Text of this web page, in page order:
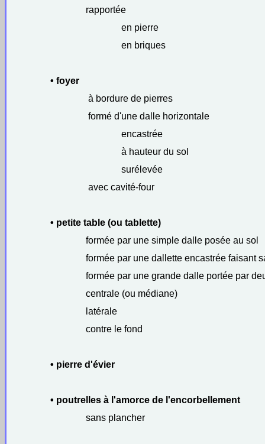
rapportée
en pierre
en briques
• foyer
à bordure de pierres
formé d'une dalle horizontale
encastrée
à hauteur du sol
surélevée
avec cavité-four
• petite table (ou tablette)
formée par une simple dalle posée au sol
formée par une dallette encastrée faisant
formée par une grande dalle portée par
centrale (ou médiane)
latérale
contre le fond
• pierre d'évier
• poutrelles à l'amorce de l'encorbellement
sans plancher